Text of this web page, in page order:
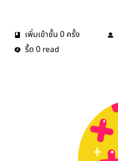
เพิ่มเข้าชั้น 0 ครั้ง
รี้ด 0 read